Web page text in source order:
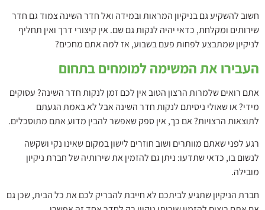
חשוב להשקיע גם בניקיון המראות ובמידה ואל חדר השינה צמוד גם חדר
שירותים ומקלחת, כדאי יהיה לנקות גם שם. אין קיצורי דרך ואין תחליף
לניקיון שמתבצע לפחות פעם בשבוע, אז למה אתם מחכים?
העבירו את המשימה למומחים בתחום
אתם רואים שלמרות הרצון הטוב אין לכם זמן לנקות חדר השינה? עסוקים
מידי? או שאולי ניסיתם לנקות חדר השינה אבל לא באמת הגעתם
לתוצאות הרצויות? אם כך, אין ספק שאפשר להבין מדוע אתם מתוסכלים.
רגע לפני שאתם מוותרים ושוב חוזרים לישון במקום שאינו נקי ושקשה
לנשום בו, כדאי שתדעו: ניתן גם להזמין את שירותיה של חברת ניקיון
מובילה.
חברת הניקיון שתגיע לביתכם לא חייבת להבריק לכם את כל הבית, שכן גם